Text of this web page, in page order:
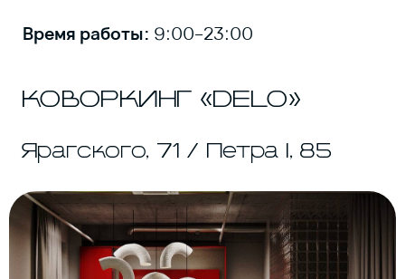
переговорные и лаунж-зона для отдыха.
если планируете приходить регулярно.
На Ярагского работает бар Inoy со
«Берега» — кухонная зона с холодильником
и кофемашиной. Есть тарифы с
круглосуточным доступом к рабочему
месту.